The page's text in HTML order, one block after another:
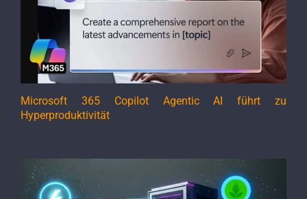
Microsoft 365 Copilot Agentic AI führt zu
Hyperproduktivität